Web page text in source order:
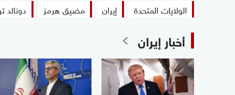
الولايات المتحدة إيران مضيق هرمز دونالد
أخبار إيران